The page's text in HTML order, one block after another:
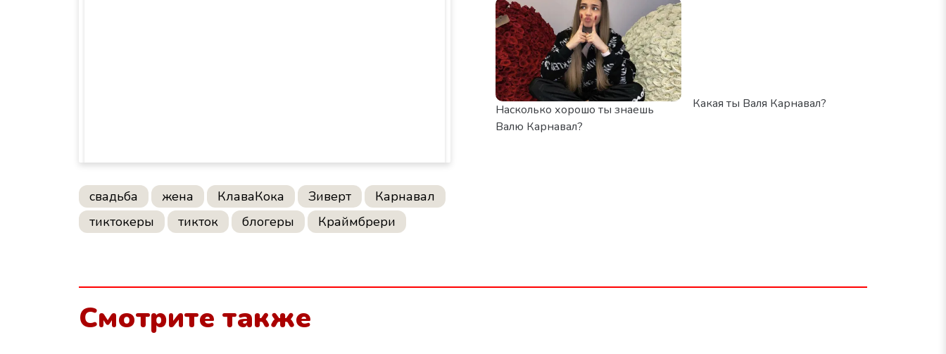
свадьба жена КлаваКока Зиверт
Карнавал
тиктокеры
тикток блогеры Краймбрери
Насколько хорошо ты знаешь
Валю Карнавал?
Какая ты Валя Карнавал?
Смотрите также